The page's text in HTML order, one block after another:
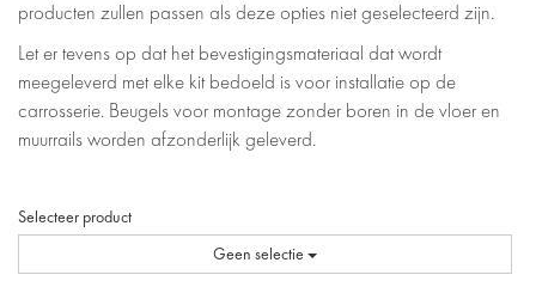
producten zullen passen als deze opties niet geselecteerd zijn.
Let er tevens op dat het bevestigingsmateriaal dat wordt
meegeleverd met elke kit bedoeld is voor installatie op de
carrosserie. Beugels voor montage zonder boren in de vloer en
muurrails worden afzonderlijk geleverd.
Selecteer product
Geen selectie